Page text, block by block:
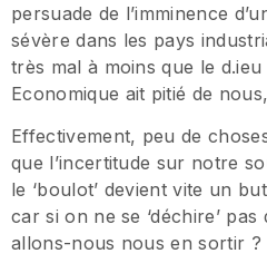
persuade de l’imminence
sévère dans les pays
très mal à moins que le
Economique ait pitié de
Effectivement, peu de
que l’incertitude sur notre
le ‘boulot’ devient vite un
car si on ne se ‘déchire’
allons-nous nous en sortir ?